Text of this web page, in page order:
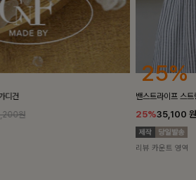
25%
밴스트라이프 스트링원피스
46,800원